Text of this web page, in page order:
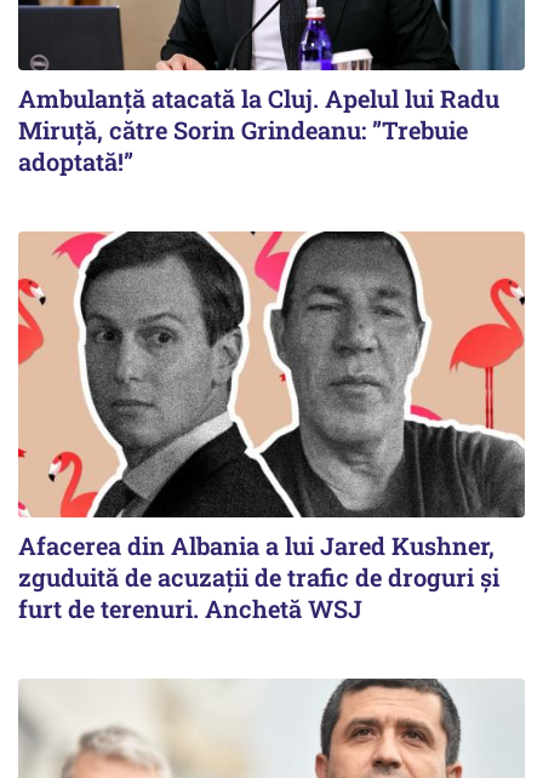
Ambulanță atacată la Cluj. Apelul lui Radu
Miruţă, către Sorin Grindeanu: ”Trebuie
adoptată!”
Afacerea din Albania a lui Jared Kushner,
zguduită de acuzații de trafic de droguri și
furt de terenuri. Anchetă WSJ